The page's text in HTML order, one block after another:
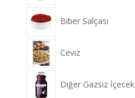
Biber Salçası
Ceviz
Diğer Gazsız İçecek